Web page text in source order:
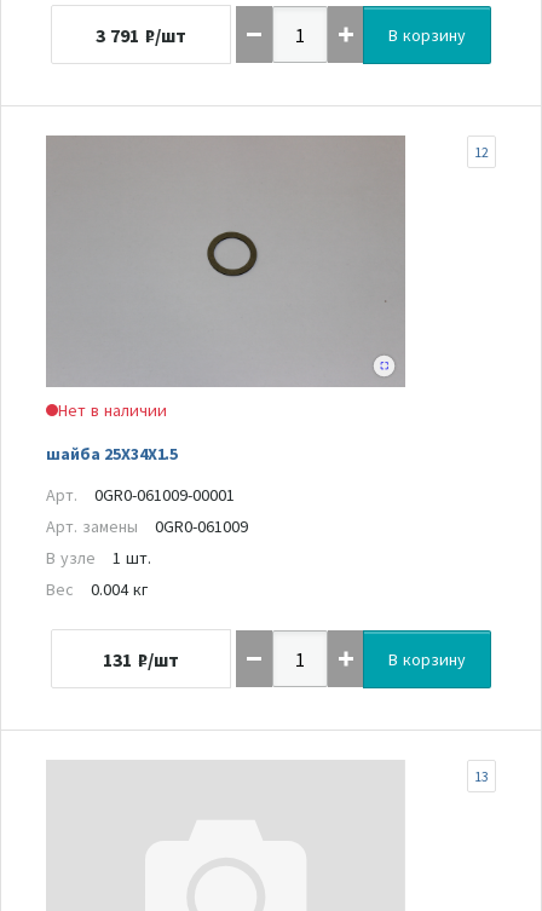
3 791 ₽/шт В корзину
Нет в наличии
шайба 25X34X1.5
12
Арт.
0GR0-061009-00001
Арт. замены
0GR0-061009
В узле
1 шт.
Вес
0.004 кг
131 ₽/шт В корзину
13